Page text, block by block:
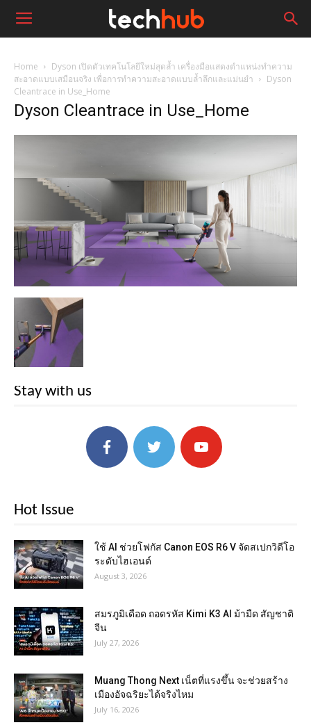
Home
Dyson เปิดตัวเทคโนโลยีใหม่สุดล้ำ เครื่องมือแสดงตำแหน่งทำความ
สะอาดแบบเสมือนจริง เพื่อการทำความสะอาดแบบล้ำลึกและแม่นยำ
Dyson
Cleantrace in Use_Home
Dyson Cleantrace in Use_Home
Stay with us
Hot Issue
ใช้ AI ช่วยโฟกัส Canon EOS R6 V จัดสเปกวิดีโอ
ระดับไฮเอนด์
August 3, 2026
สมรภูมิเดือด ถอดรหัส Kimi K3 AI ม้ามืด สัญชาติ
จีน
July 27, 2026
Muang Thong Next เน็ตที่แรงขึ้น จะช่วยสร้าง
เมืองอัจฉริยะได้จริงไหม
July 16, 2026